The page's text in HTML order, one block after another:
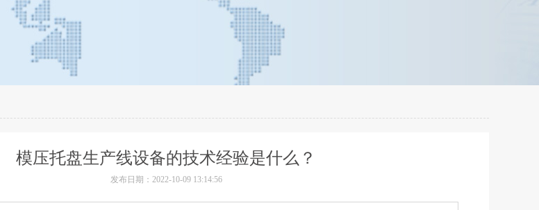
模压托盘生产线设备的技术经验是什么？
发布日期：2022-10-09 13:14:56